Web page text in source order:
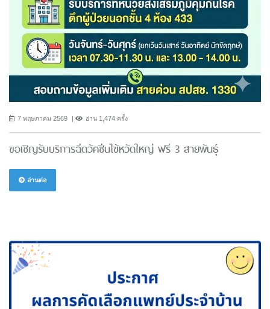
7 พฤษภาคม 2569 อ่าน 1,474 ครั้ง
ขอเชิญรับบริการฉีดวัคซีนไข้หวัดใหญ่ ฟรี 3 สายพันธ์ุ
อ่านต่อ